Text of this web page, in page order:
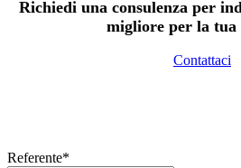
Richiedi una consulenza per
migliore per la tua
Contattaci
Referente*